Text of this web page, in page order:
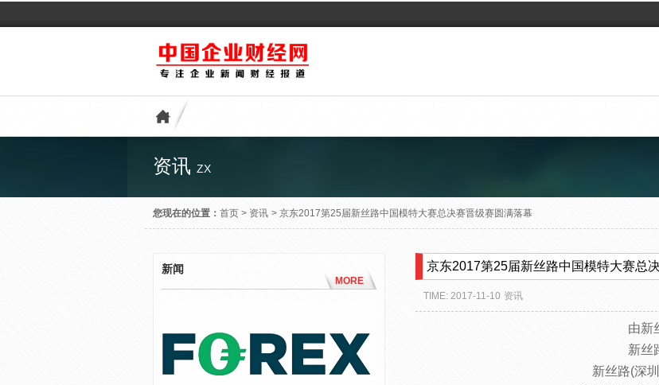
资讯 ZX
您现在的位置： 首页 > 资讯 > 京东2017第25届新丝路中国模特大赛总决赛晋级赛圆满落幕
新闻
MORE
京东2017第25届新丝路中国模特大赛总
TIME: 2017-11-10 资讯
由新
新丝
新丝路(深